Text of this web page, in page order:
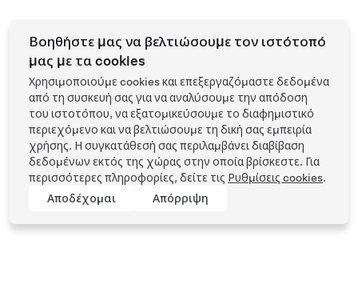
Βοηθήστε μας να βελτιώσουμε τον ιστότοπό
μας με τα cookies
Χρησιμοποιούμε cookies και επεξεργαζόμαστε δεδομένα
από τη συσκευή σας για να αναλύσουμε την απόδοση
του ιστοτόπου, να εξατομικεύσουμε το διαφημιστικό
περιεχόμενο και να βελτιώσουμε τη δική σας εμπειρία
χρήσης. Η συγκατάθεσή σας περιλαμβάνει διαβίβαση
δεδομένων εκτός της χώρας στην οποία βρίσκεστε. Για
περισσότερες πληροφορίες, δείτε τις Ρυθμίσεις cookies.
Αποδέχομαι
Απόρριψη